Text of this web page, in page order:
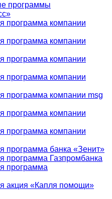
программы
программа компании
программа компании
программа компании
программа компании
программа компании msg
программа компании
программа компании
программа банка «Зенит»
программа Газпромбанка
программа
акция «Капля помощи»